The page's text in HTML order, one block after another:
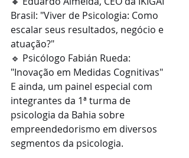
Brasil: "Viver de Psicologia: Como
escalar seus resultados, negócio e
atuação?"
🔹 Psicólogo Fabián Rueda:
"Inovação em Medidas Cognitivas"
E ainda, um painel especial com
integrantes da 1ª turma de
psicologia da Bahia sobre
empreendedorismo em diversos
segmentos da psicologia.